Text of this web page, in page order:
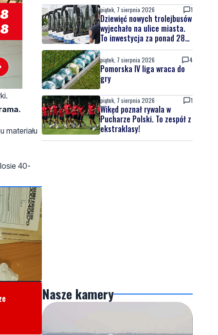
40-
piątek, 7 sierpnia 2026 1
Dziewięć nowych trolejbusów
wyjechało na ulice miasta.
To inwestycja za ponad 28
mln zł
piątek, 7 sierpnia 2026 4
Pomorska IV liga wraca do
gry
piątek, 7 sierpnia 2026 1
Wikęd poznał rywala w
Pucharze Polski. To zespół z
ekstraklasy!
Nasze kamery